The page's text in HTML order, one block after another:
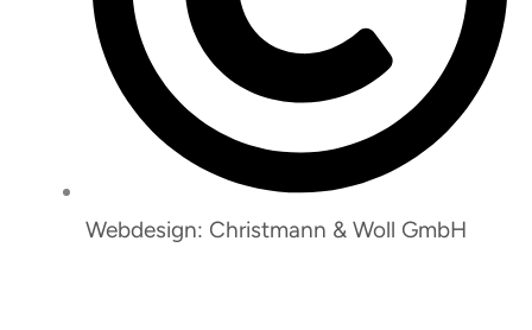
Webdesign: Christmann & Woll GmbH